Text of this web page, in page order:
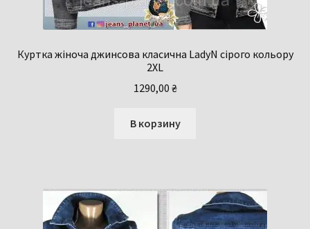
Куртка жіноча джинсова класична LadyN сірого кольору
2XL
1290,00 ₴
В корзину